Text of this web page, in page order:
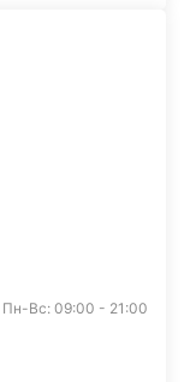
Пн-Вс: 09:00 - 21:00